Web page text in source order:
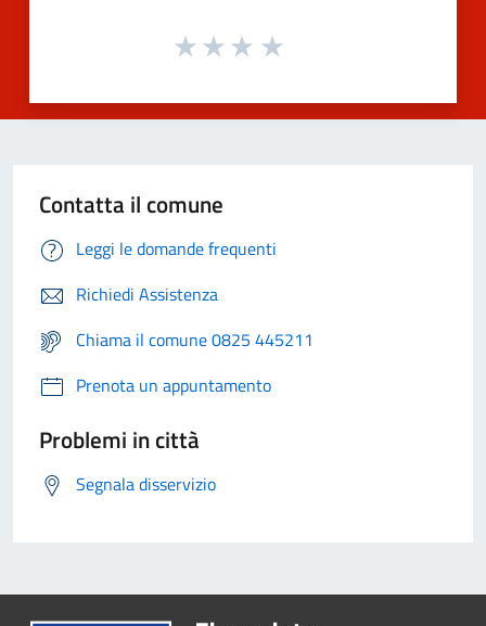
Contatta il comune
Leggi le domande frequenti
Richiedi Assistenza
Chiama il comune 0825 445211
Prenota un appuntamento
Problemi in città
Segnala disservizio